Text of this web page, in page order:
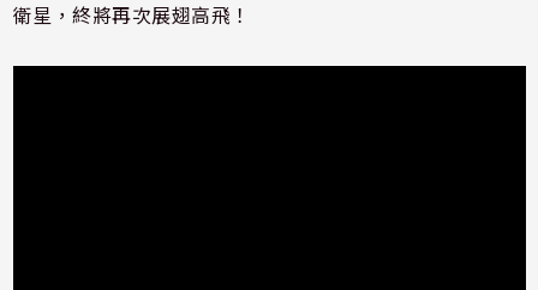
衛星，終將再次展翅高飛！